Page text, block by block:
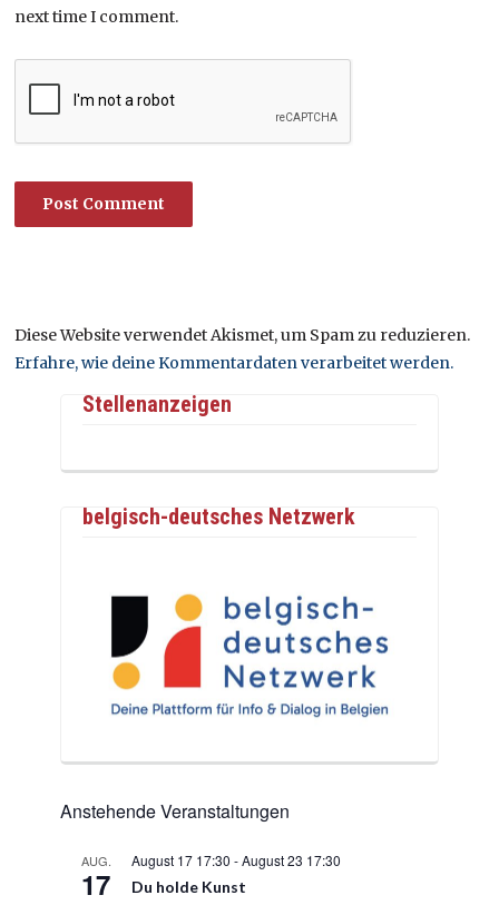
next time I comment.
Diese Website verwendet Akismet, um Spam zu reduzieren.
Erfahre, wie deine Kommentardaten verarbeitet werden.
Stellenanzeigen
belgisch-deutsches Netzwerk
Anstehende Veranstaltungen
AUG.
17
August 17 17:30 -August 23 17:30
Du holde Kunst